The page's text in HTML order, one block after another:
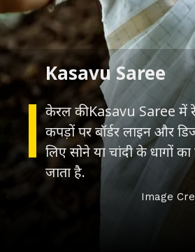
केरल की Kasavu Saree में
कपड़ों पर बॉर्डर लाइन और
लिए सोने या चांदी के धागों
Kasavu Saree
Image